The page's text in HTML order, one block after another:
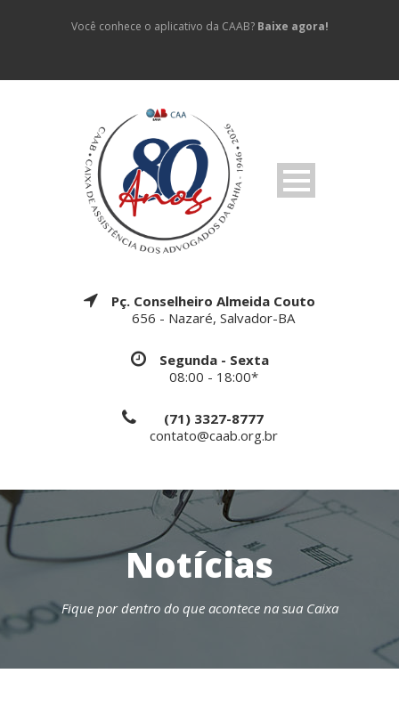
Você conhece o aplicativo da CAAB? Baixe agora!
Pç. Conselheiro Almeida Couto
656 - Nazaré, Salvador-BA
Segunda - Sexta
08:00 - 18:00*
(71) 3327-8777
contato@caab.org.br
Notícias
Fique por dentro do que acontece na sua Caixa